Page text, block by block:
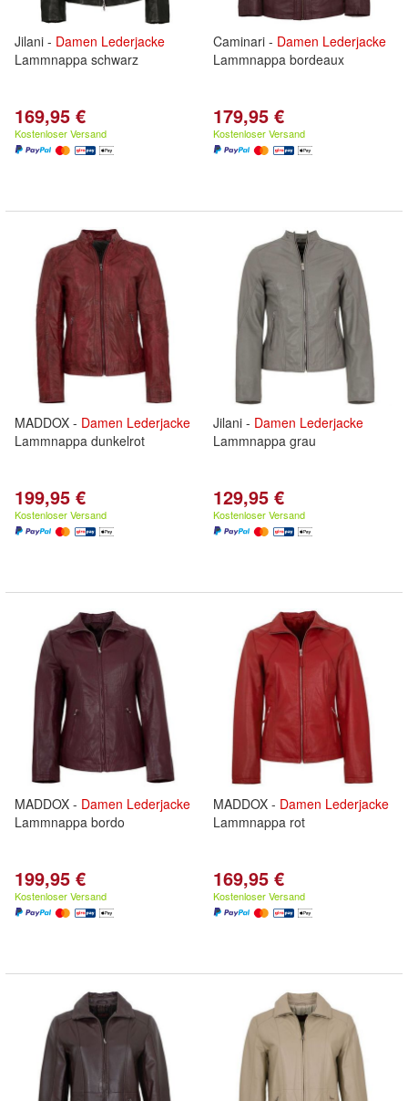
Jilani - Damen Lederjacke
Lammnappa schwarz
169,95 €
Kostenloser Versand
Caminari - Damen Lederjacke
Lammnappa bordeaux
179,95 €
Kostenloser Versand
MADDOX - Damen Lederjacke
Lammnappa dunkelrot
199,95 €
Kostenloser Versand
Jilani - Damen Lederjacke
Lammnappa grau
129,95 €
Kostenloser Versand
MADDOX - Damen Lederjacke
Lammnappa bordo
199,95 €
Kostenloser Versand
MADDOX - Damen Lederjacke
Lammnappa rot
169,95 €
Kostenloser Versand